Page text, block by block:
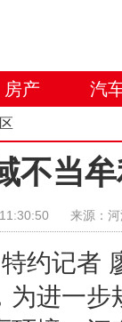
房产 汽
不当
来源：
约记者
为进一